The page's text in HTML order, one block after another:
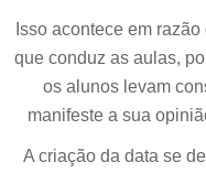
Isso acontece em
que conduz as aulas,
os alunos levam
manifeste a sua
A criação da data se